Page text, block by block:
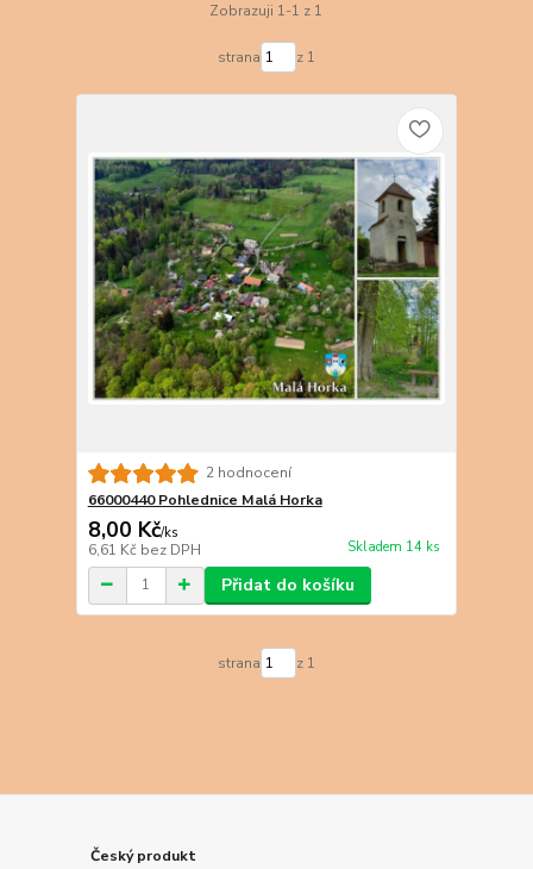
Zobrazuji 1-1 z 1
strana z 1
2 hodnocení
66000440 Pohlednice Malá Horka
8,00 Kč/ks
6,61 Kč bez DPH Skladem 14 ks
Přidat do košíku
strana z 1
Český produkt